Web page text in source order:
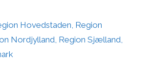
Hovedstaden Region
Nordjylland Region Sjælland